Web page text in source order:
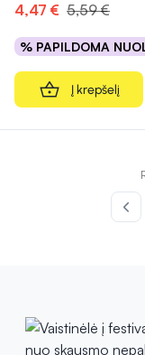
4,47 € 5,59 €
% PAPILDOMA
Į krepšelį